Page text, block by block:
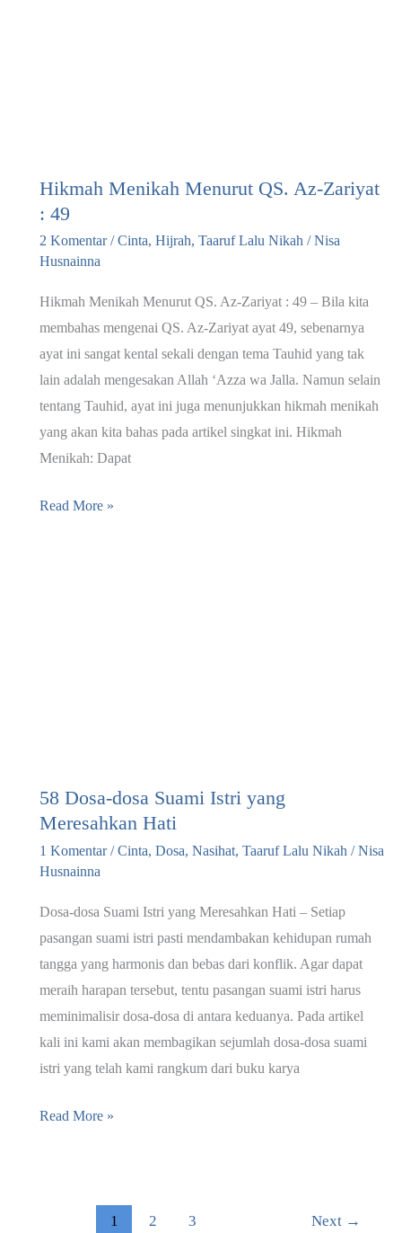
Hikmah Menikah Menurut QS. Az-Zariyat
: 49
2 Komentar /Cinta, Hijrah, Taaruf Lalu Nikah /Nisa
Husnainna
Hikmah Menikah Menurut QS. Az-Zariyat : 49 – Bila kita
membahas mengenai QS. Az-Zariyat ayat 49, sebenarnya
ayat ini sangat kental sekali dengan tema Tauhid yang tak
lain adalah mengesakan Allah ‘Azza wa Jalla. Namun selain
tentang Tauhid, ayat ini juga menunjukkan hikmah menikah
yang akan kita bahas pada artikel singkat ini. Hikmah
Menikah: Dapat
Hikmah
Read More »
58 Dosa-dosa Suami Istri yang
Meresahkan Hati
1 Komentar /Cinta, Dosa, Nasihat, Taaruf Lalu Nikah /Nisa
Husnainna
Dosa-dosa Suami Istri yang Meresahkan Hati – Setiap
pasangan suami istri pasti mendambakan kehidupan rumah
tangga yang harmonis dan bebas dari konflik. Agar dapat
meraih harapan tersebut, tentu pasangan suami istri harus
meminimalisir dosa-dosa di antara keduanya. Pada artikel
kali ini kami akan membagikan sejumlah dosa-dosa suami
istri yang telah kami rangkum dari buku karya
58
Read More »
1 2 3 Next →